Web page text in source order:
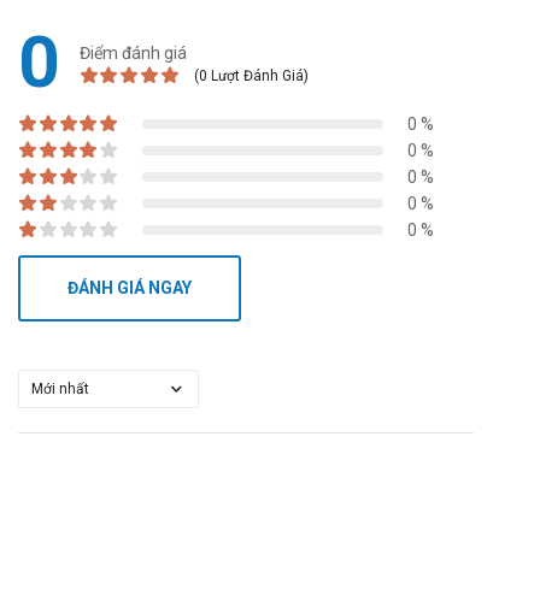
0 Điểm đánh giá
(0 Lượt Đánh Giá)
0 %
0 %
0 %
0 %
0 %
ĐÁNH GIÁ NGAY